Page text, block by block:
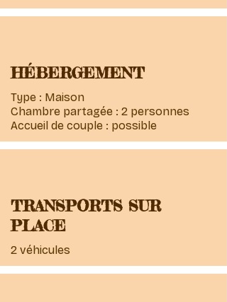
HÉBERGEMENT
Type : Maison
Chambre partagée : 2 personnes
Accueil de couple : possible
TRANSPORTS SUR
PLACE
2 véhicules